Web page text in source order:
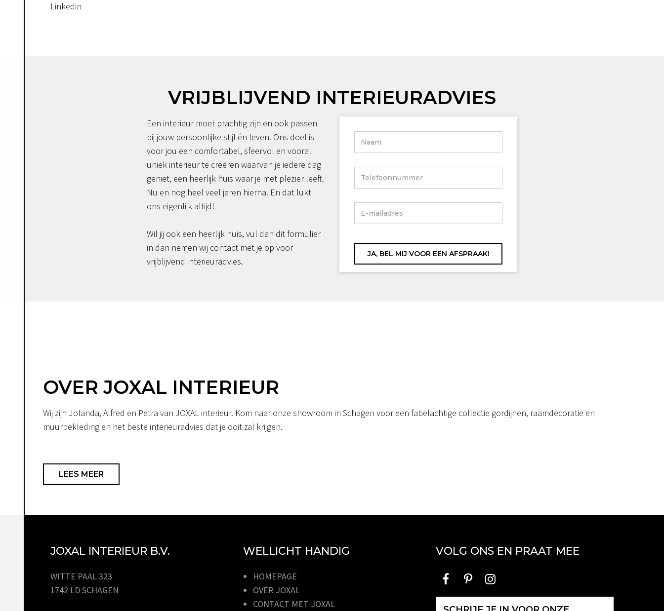
Linkedin
VRIJBLIJVEND INTERIEURADVIES
Een interieur moet prachtig zijn en ook passen
bij jouw persoonlijke stijl én leven. Ons doel is
voor jou een comfortabel, sfeervol en vooral
uniek interieur te creëren waarvan je iedere dag
geniet, een heerlijk huis waar je met plezier leeft.
Nu en nog heel veel jaren hierna. En dat lukt
ons eigenlijk altijd!
Wil jij ook een heerlijk huis, vul dan dit formulier
in dan nemen wij contact met je op voor
vrijblijvend interieuradvies.
OVER JOXAL INTERIEUR
Wij zijn Jolanda, Alfred en Petra van JOXAL interieur. Kom naar onze showroom in Schagen voor een fabelachtige collectie gordijnen, raamdecoratie en
muurbekleding en het beste interieuradvies dat je ooit zal krijgen.
LEES MEER
JOXAL INTERIEUR B.V.
WITTE PAAL 323
1742 LD SCHAGEN
WELLICHT HANDIG
HOMEPAGE
OVER JOXAL
CONTACT MET JOXAL
VOLG ONS EN PRAAT MEE